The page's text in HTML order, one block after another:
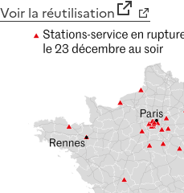
Voir la réutilisation